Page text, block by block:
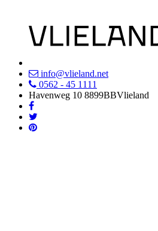
info@vlieland.net
0562 - 45 1111
Havenweg 10 8899BBVlieland